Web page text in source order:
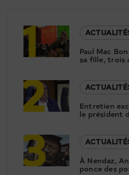
1
Paul Mac
sa fille, trois
2
Entretien
le président
répond aux
3
À Nendaz,
ponce des